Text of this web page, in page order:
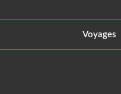
Voyages